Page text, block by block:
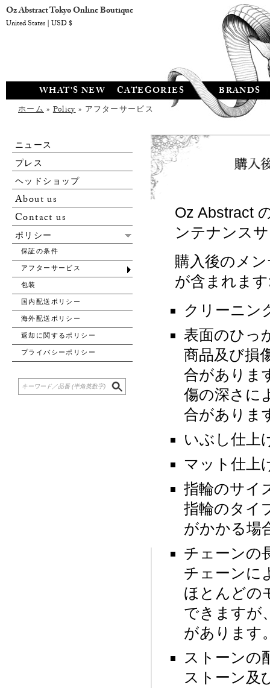
WHAT'S NEW CATEGORIES BRANDS
ホーム»Policy» アフターサービス
ニュース
プレス
ヘッドショップ
About us
Contact us
ポリシー
保証の条件
アフターサービス
包装
国内配送ポリシー
海外配送ポリシー
返却に関するポリシー
プライバシーポリシー
Oz Abstract
ンテナンス
購入後のメ
が含まれま
クリーニン
表面のひっ
商品及び損
合がありま
傷の深さに
合がありま
いぶし仕上
マット仕上
指輪のサイ
指輪のタイ
がかかる場
チェーンの
チェーンに
ほとんどの
できますが
があります
ストーンの
ストーン及
Oz Abstract Tokyo Online Boutique
United States | USD $